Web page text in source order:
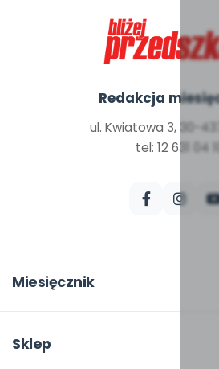
Redakcja
ul. Kwiatowa 3, 30-
tel: 12 631 04 10
Miesięcznik
W numerze
Sklep